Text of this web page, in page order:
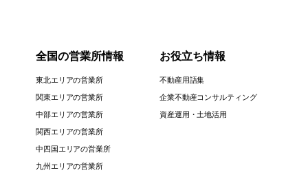
全国の営業所情報
東北エリアの営業所
関東エリアの営業所
中部エリアの営業所
関西エリアの営業所
中四国エリアの営業所
九州エリアの営業所
お役立ち情報
不動産用語集
企業不動産コンサルティング
資産運用・土地活用